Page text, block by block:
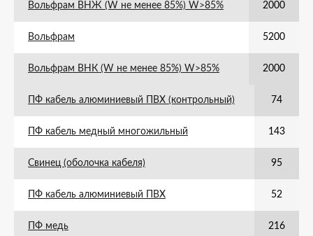
Вольфрам ВНЖ (W не менее 85%) W>85% 2000
Вольфрам 5200
Вольфрам ВНК (W не менее 85%) W>85% 2000
ПФ кабель алюминиевый ПВХ (контрольный) 74
ПФ кабель медный многожильный 143
Свинец (оболочка кабеля) 95
ПФ кабель алюминиевый ПВХ 52
ПФ медь 216